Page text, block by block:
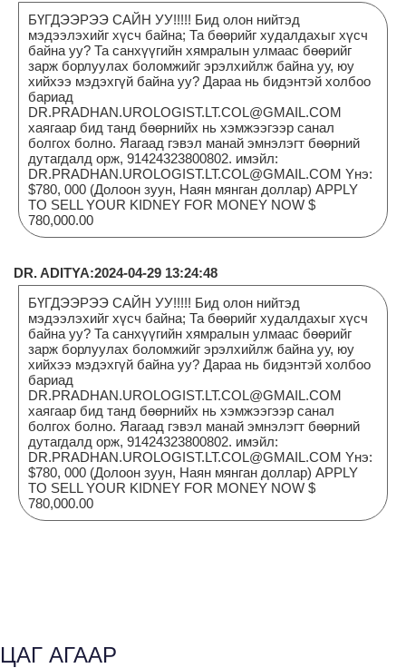
БҮГДЭЭРЭЭ САЙН УУ!!!!! Бид олон нийтэд
мэдээлэхийг хүсч байна; Та бөөрийг худалдахыг хүсч
байна уу? Та санхүүгийн хямралын улмаас бөөрийг
зарж борлуулах боломжийг эрэлхийлж байна уу, юу
хийхээ мэдэхгүй байна уу? Дараа нь бидэнтэй холбоо
бариад
DR.PRADHAN.UROLOGIST.LT.COL@GMAIL.COM
хаягаар бид танд бөөрнийх нь хэмжээгээр санал
болгох болно. Яагаад гэвэл манай эмнэлэгт бөөрний
дутагдалд орж, 91424323800802. имэйл:
DR.PRADHAN.UROLOGIST.LT.COL@GMAIL.COM Yнэ:
$780, 000 (Долоон зуун, Наян мянган доллар) APPLY
TO SELL YOUR KIDNEY FOR MONEY NOW $
780,000.00
DR. ADITYA:2024-04-29 13:24:48
БҮГДЭЭРЭЭ САЙН УУ!!!!! Бид олон нийтэд
мэдээлэхийг хүсч байна; Та бөөрийг худалдахыг хүсч
байна уу? Та санхүүгийн хямралын улмаас бөөрийг
зарж борлуулах боломжийг эрэлхийлж байна уу, юу
хийхээ мэдэхгүй байна уу? Дараа нь бидэнтэй холбоо
бариад
DR.PRADHAN.UROLOGIST.LT.COL@GMAIL.COM
хаягаар бид танд бөөрнийх нь хэмжээгээр санал
болгох болно. Яагаад гэвэл манай эмнэлэгт бөөрний
дутагдалд орж, 91424323800802. имэйл:
DR.PRADHAN.UROLOGIST.LT.COL@GMAIL.COM Yнэ:
$780, 000 (Долоон зуун, Наян мянган доллар) APPLY
TO SELL YOUR KIDNEY FOR MONEY NOW $
780,000.00
ЦАГ АГААР